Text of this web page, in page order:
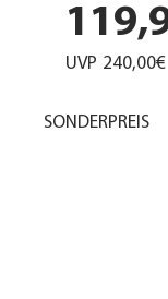
UVP 240,00€
SONDERPREIS